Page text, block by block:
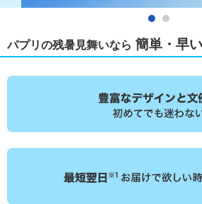
パプリの残暑見舞いなら 簡単・早